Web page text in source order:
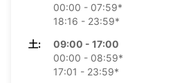
00:00 - 07:59*
18:16 - 23:59*
土:
09:00 - 17:00
00:00 - 08:59*
17:01 - 23:59*